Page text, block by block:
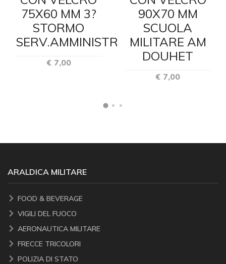
75X60 MM 3?
STORMO
SERV.AMMINISTRAT
€ 7,00
90X70 MM
SCUOLA
MILITARE AM
DOUHET
€ 7,00
ARALDICA MILITARE
FOOD & BEVERAGE
VIGILI DEL FUOCO
AERONAUTICA MILITARE
FRECCE TRICOLORI
POLIZIA DI STATO